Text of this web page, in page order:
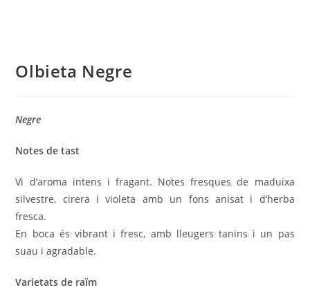
Olbieta Negre
Negre
Notes de tast
Vi d’aroma intens i fragant. Notes fresques de maduixa
silvestre, cirera i violeta amb un fons anisat i d’herba
fresca.
En boca és vibrant i fresc, amb lleugers tanins i un pas
suau i agradable.
Varietats de raïm